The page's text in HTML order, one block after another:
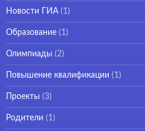
Новости ГИА (1)
Образование (1)
Олимпиады (2)
Повышение квалификации (1)
Проекты (3)
Родители (1)